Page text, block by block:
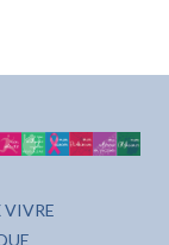
VIVRE